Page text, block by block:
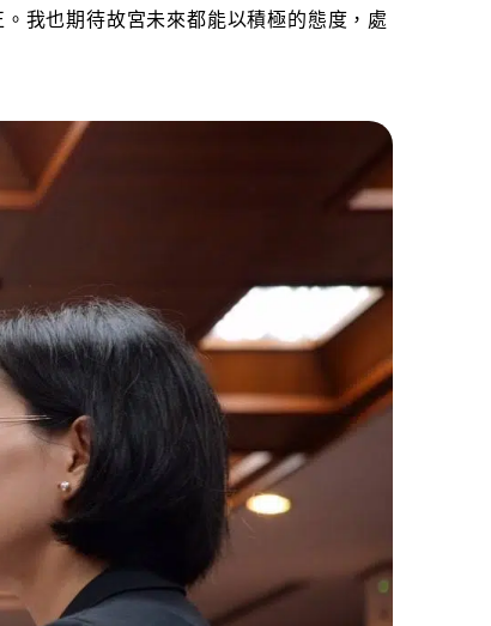
我也期待故宮未來都能以積極的態度，處